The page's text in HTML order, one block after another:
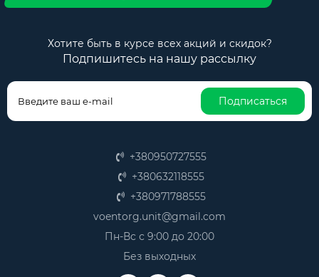
Хотите быть в курсе всех акций и скидок?
Подпишитесь на нашу рассылку
Подписаться
+380950727555
+380632118555
+380971788555
voentorg.unit@gmail.com
Пн-Вс с 9:00 до 20:00
Без выходных